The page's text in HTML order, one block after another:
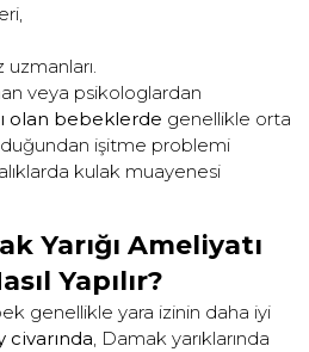
veya psikologlardan
olan bebeklerde genellikle orta
işitme problemi
kulak muayenesi
Yarığı Ameliyatı
Yapılır?
genellikle yara izinin daha iyi
civarında, Damak yarıklarında